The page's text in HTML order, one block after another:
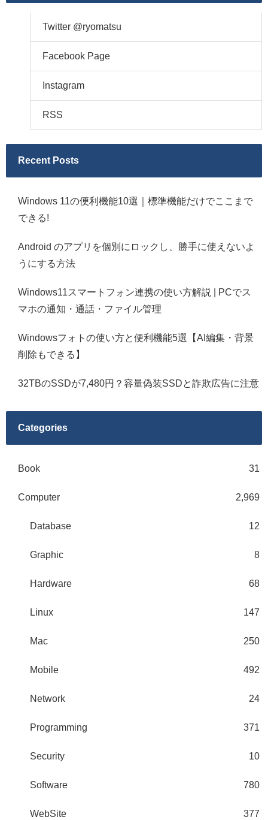
Twitter @ryomatsu
Facebook Page
Instagram
RSS
Recent Posts
Windows 11の便利機能10選｜標準機能だけでここまで
できる!
Android のアプリを個別にロックし、勝手に使えないよ
うにする方法
Windows11スマートフォン連携の使い方解説 | PCでス
マホの通知・通話・ファイル管理
Windowsフォトの使い方と便利機能5選【AI編集・背景
削除もできる】
32TBのSSDが7,480円？容量偽装SSDと詐欺広告に注意
Categories
Book 31
Computer 2,969
Database 12
Graphic 8
Hardware 68
Linux 147
Mac 250
Mobile 492
Network 24
Programming 371
Security 10
Software 780
WebSite 377